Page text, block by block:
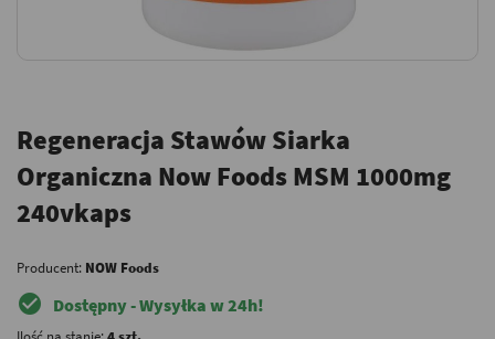
Regeneracja Stawów Siarka
Organiczna Now Foods MSM 1000mg
240vkaps
Producent: NOW Foods
check_circle Dostępny - Wysyłka w 24h!